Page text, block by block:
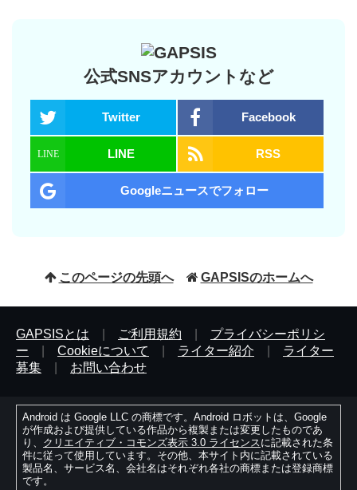
公式SNSアカウントなど
Twitter Facebook
LINE RSS
Googleニュースでフォロー
このページの先頭へ GAPSISのホームへ
GAPSISとは ご利用規約
プライバシーポリシ
ー
Cookieについて ライター紹介
ライター
募集
お問い合わせ
Android は Google LLC の商標です。Android ロボットは、Google
が作成および提供している作品から複製または変更したものであ
り、 クリエイティブ・コモンズ表示 3.0 ライセンスに記載された条
件に従って使用しています。その他、本サイト内に記載されている
製品名、サービス名、会社名はそれぞれ各社の商標または登録商標
です。